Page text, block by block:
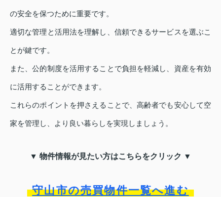
の安全を保つために重要です。
適切な管理と活用法を理解し、信頼できるサービスを選ぶこ
とが鍵です。
また、公的制度を活用することで負担を軽減し、資産を有効
に活用することができます。
これらのポイントを押さえることで、高齢者でも安心して空
家を管理し、より良い暮らしを実現しましょう。
▼ 物件情報が見たい方はこちらをクリック ▼
守山市の売買物件一覧へ進む